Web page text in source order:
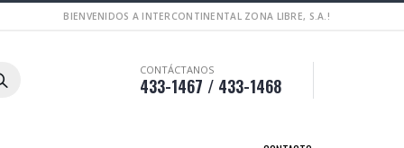
BIENVENIDOS A INTERCONTINENTAL ZONA LIBRE, S.A.!
CONTÁCTANOS
433-1467 / 433-1468